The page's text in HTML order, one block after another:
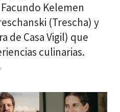
Facundo Kelemen
(Trescha) y
de Casa Vigil) que
culinarias.